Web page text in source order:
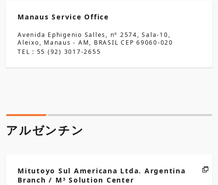
Manaus Service Office
Avenida Ephigenio Salles, nº 2574, Sala-10,
Aleixo, Manaus - AM, BRASIL CEP 69060-020
TEL : 55 (92) 3017-2655
アルゼンチン
Mitutoyo Sul Americana Ltda. Argentina
Branch / M 3 Solution Center